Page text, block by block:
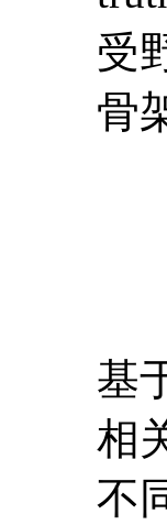
受
骨
基
相
不